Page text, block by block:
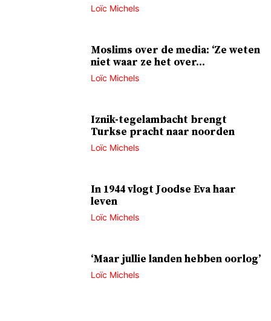
Loïc Michels
Moslims over de media: ‘Ze weten
niet waar ze het over...
Loïc Michels
Iznik-tegelambacht brengt
Turkse pracht naar noorden
Loïc Michels
In 1944 vlogt Joodse Eva haar
leven
Loïc Michels
‘Maar jullie landen hebben oorlog’
Loïc Michels